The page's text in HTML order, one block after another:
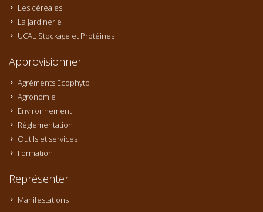
Les céréales
La jardinerie
UCAL Stockage et Protéines
Approvisionner
Agréments Ecophyto
Agronomie
Environnement
Règlementation
Outils et services
Formation
Représenter
Manifestations